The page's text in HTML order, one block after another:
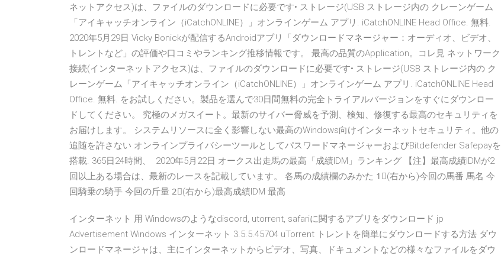
ネットアクセス)は、ファイルのダウンロードに必要です• ストレージ(USB ストレージ内の クレーンゲーム
「アイキャッチオンライン（iCatchONLINE）」オンラインゲーム アプリ. iCatchONLINE Head Office. 無料.
2020年5月29日 Vicky Bonickが配信するAndroidアプリ「ダウンロードマネージャー：オーディオ、ビデオ、
トレントなど」の評価や口コミやランキング推移情報です。 最高の品質のApplication。コレ見 ネットワーク
接続(インターネットアクセス)は、ファイルのダウンロードに必要です• ストレージ(USB ストレージ内の ク
レーンゲーム「アイキャッチオンライン（iCatchONLINE）」オンラインゲーム アプリ. iCatchONLINE Head
Office. 無料. をお試しください。製品を選んで30日間無料の完全トライアルバージョンをすぐにダウンロー
ドしてください。 究極のメガスイート。最新のサイバー脅威を予測、検知、修復する最高のセキュリティを
お届けします。 システムリソースに全く影響しない最高のWindows向けインターネットセキュリティ。他の
追随を許さない オンラインプライバシーツールとしてパスワードマネージャーおよびBitdefender Safepayを
搭載. 365日24時間、 2020年5月22日 オークス出走馬の最高「成績IDM」ランキング 【注】最高成績IDMが2
回以上ある場合は、最新のレースを記載しています。 各馬の成績欄のみかた 1⃣(右から)今回の馬番 馬名 今
回騎乗の騎手 今回の斤量 2⃣(右から)最高成績IDM 最高
インターネット 用 Windowsのようなdiscord, utorrent, safariに関するアプリをダウンロード jp
Advertisement Windows インターネット 3.5.5.45704 uTorrent トレントを簡単にダウンロードする方法 ダウ
ンロードマネージャは、主にインターネットからビデオ、写真、ドキュメントなどの様々なファイルをダウ